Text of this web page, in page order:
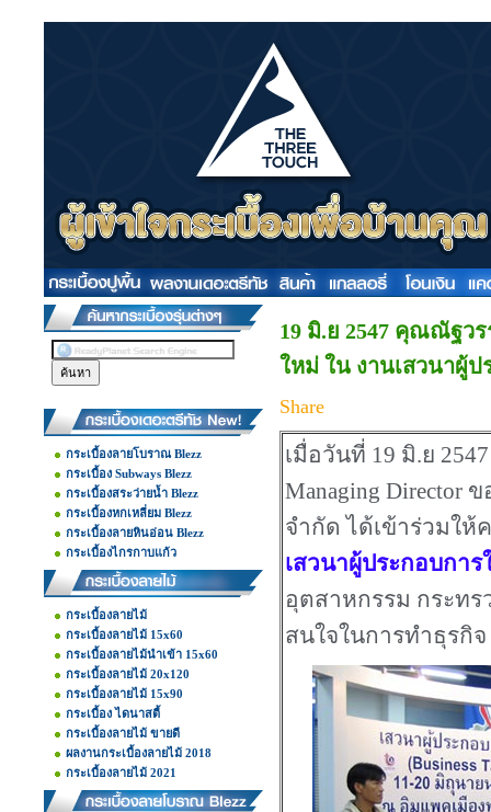
กระเบื้องลายโบราณ Blezz
กระเบื้อง Subways Blezz
กระเบื้องสระว่ายน้ำ Blezz
กระเบื้องหกเหลี่ยม Blezz
กระเบื้องลายหินอ่อน Blezz
กระเบื้องไกรกาบแก้ว
กระเบื้องลายไม้
กระเบื้องลายไม้ 15x60
กระเบื้องลายไม้นำเข้า 15x60
กระเบื้องลายไม้ 20x120
กระเบื้องลายไม้ 15x90
กระเบื้อง ไดนาสตี้
กระเบื้องลายไม้ ขายดี
ผลงานกระเบื้องลายไม้ 2018
กระเบื้องลายไม้ 2021
19 มิ.ย 2547 คุณณัฐว
ใหม่ ใน งานเสวนาผู้ป
Share
เมื่อวันที่ 19 มิ.ย
Managing Director
จำกัด ได้เข้าร่วมใ
เสวนาผู้ประกอบการ
อุตสาหกรรม กระท
สนใจในการทำธุรกิ